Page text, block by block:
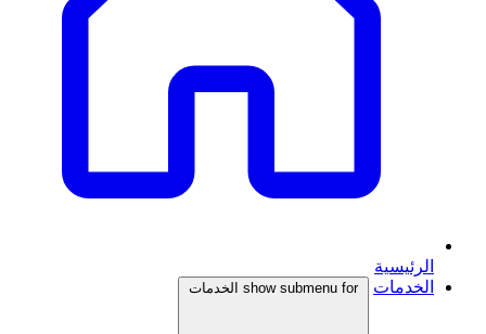
الرئيسية
الخدمات
show submenu for الخدمات